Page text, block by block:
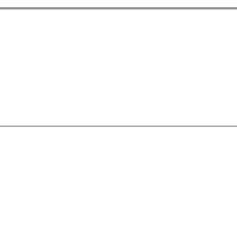
par nos soins, via un
le paiement est effectué